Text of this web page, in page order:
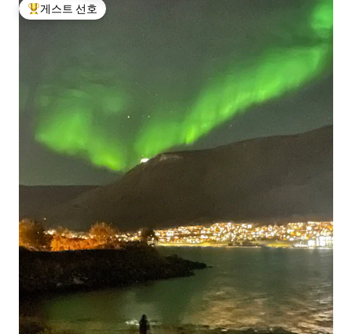
상위 게스트 선호
게스트 선호